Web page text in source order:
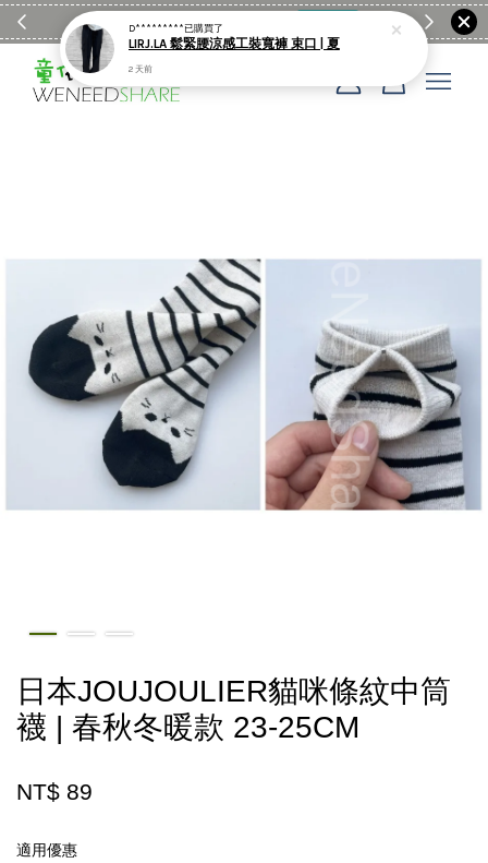
滿$1990送日亞麻棉簡約餐墊 童裝
日本JOUJOULIER貓咪條紋中筒
襪 | 春秋冬暖款 23-25CM
NT$ 89
適用優惠
您的購物車目前還是空的。
LIRJ.LA 鬆緊腰涼感工裝寬褲 束口 | 夏